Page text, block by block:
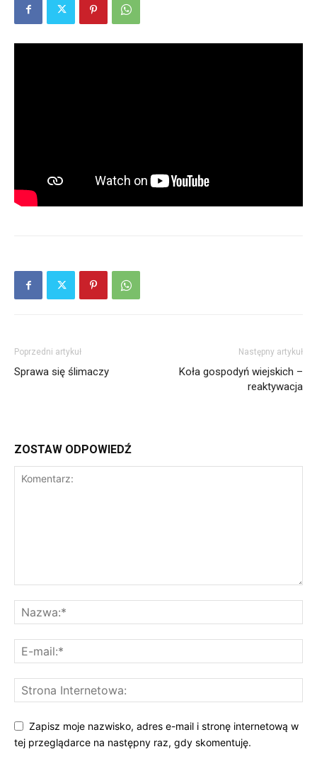
Poprzedni artykuł
Sprawa się ślimaczy
Następny artykuł
Koła gospodyń wiejskich –
reaktywacja
ZOSTAW ODPOWIEDŹ
Zapisz moje nazwisko, adres e-mail i stronę internetową w
tej przeglądarce na następny raz, gdy skomentuję.